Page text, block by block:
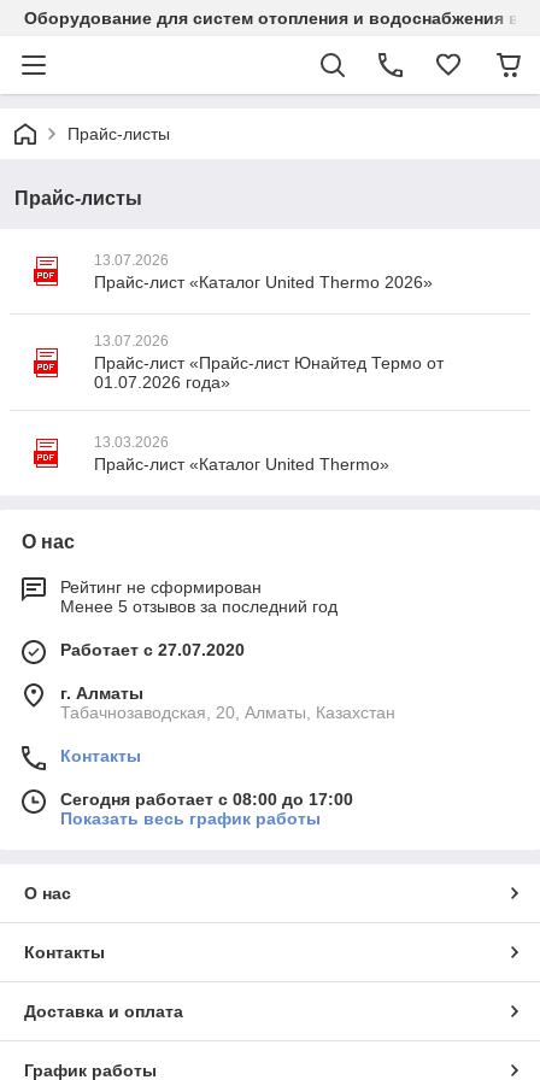
Оборудование для систем отопления и водоснабжения в
Прайс-листы
Прайс-листы
13.07.2026
Прайс-лист «Каталог United Thermo 2026»
13.07.2026
Прайс-лист «Прайс-лист Юнайтед Термо от
01.07.2026 года»
13.03.2026
Прайс-лист «Каталог United Thermo»
О нас
Рейтинг не сформирован
Менее 5 отзывов за последний год
Работает с 27.07.2020
г. Алматы
Табачнозаводская, 20, Алматы, Казахстан
Контакты
Сегодня работает с 08:00 до 17:00
Показать весь график работы
О нас
Контакты
Доставка и оплата
График работы